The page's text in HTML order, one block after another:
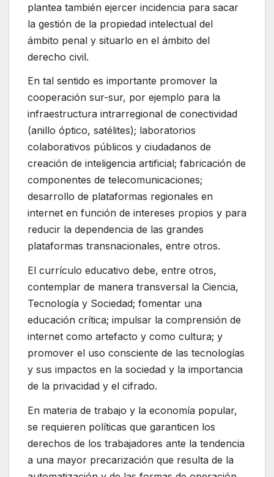
plantea también ejercer incidencia para sacar
la gestión de la propiedad intelectual del
ámbito penal y situarlo en el ámbito del
derecho civil.
En tal sentido es importante promover la
cooperación sur-sur, por ejemplo para la
infraestructura intrarregional de conectividad
(anillo óptico, satélites); laboratorios
colaborativos públicos y ciudadanos de
creación de inteligencia artificial; fabricación de
componentes de telecomunicaciones;
desarrollo de plataformas regionales en
internet en función de intereses propios y para
reducir la dependencia de las grandes
plataformas transnacionales, entre otros.
El currículo educativo debe, entre otros,
contemplar de manera transversal la Ciencia,
Tecnología y Sociedad; fomentar una
educación crítica; impulsar la comprensión de
internet como artefacto y como cultura; y
promover el uso consciente de las tecnologías
y sus impactos en la sociedad y la importancia
de la privacidad y el cifrado.
En materia de trabajo y la economía popular,
se requieren políticas que garanticen los
derechos de los trabajadores ante la tendencia
a una mayor precarización que resulta de la